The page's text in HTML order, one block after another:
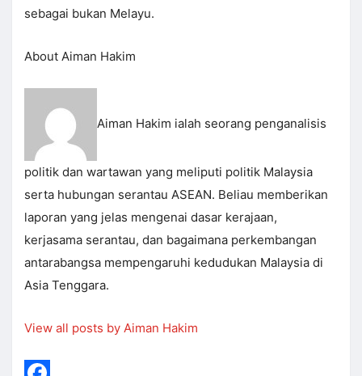
sebagai bukan Melayu.
About Aiman Hakim
Aiman Hakim ialah seorang penganalisis
politik dan wartawan yang meliputi politik Malaysia
serta hubungan serantau ASEAN. Beliau memberikan
laporan yang jelas mengenai dasar kerajaan,
kerjasama serantau, dan bagaimana perkembangan
antarabangsa mempengaruhi kedudukan Malaysia di
Asia Tenggara.
View all posts by Aiman Hakim